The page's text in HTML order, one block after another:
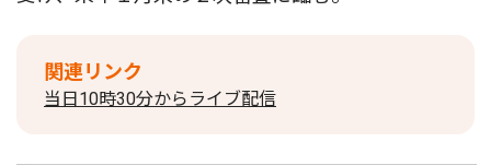
関連リンク
当日10時30分からライブ配信